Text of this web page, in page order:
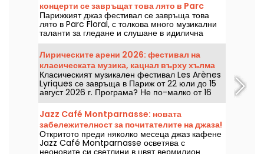
концерти се завръщат това лято в Parc
Floral, програмата
Парижкият джаз фестивал се завръща това
лято в Parc Floral, с толкова много музикални
таланти за гледане и слушане в идилична
околна среда. Ето програмата на безплатните
концерти, които може да откриете от 24 юни
до 6 септември 2026 г.
Лирическите арени 2026: фестивал на
класическата музика, кацнал върху хълма
Монмартр
Класическият музикален фестивал Les Arènes
Lyriques се завръща в Париж от 22 юли до 15
август 2026 г. Програма? Не по-малко от 16
концерта, изнесени в Арените де Монмартр,
идеална обстановка за слушане на големите
класики.
Jazz Café Montparnasse: новата
забележителност за почитателите на джаза!
Откритото преди няколко месеца джаз кафене
Jazz Café Montparnasse осветява с
неоновите си светлини в цвят вермилион